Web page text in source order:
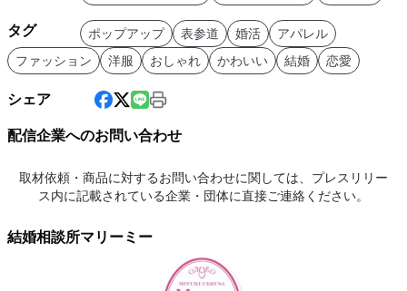
タグ ポップアップ 表参道 婚活
アパレル
ファッション
洋服 おしゃれ かわいい 結婚 恋愛
シェア
配信企業へのお問い合わせ
取材依頼・商品に対するお問い合わせに関しては、プレスリリー
ス内に記載されている企業・団体に直接ご連絡ください。
結婚相談所マリーミー